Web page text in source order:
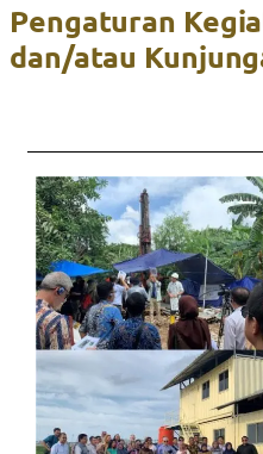
Pengaturan
dan/atau